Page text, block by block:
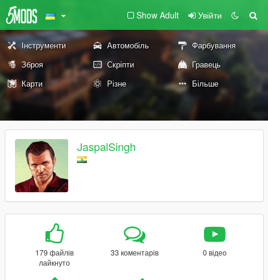
Show Adult Увійти
Інструменти Автомобіль
Фарбування
Зброя
Скріпти
Гравець
Карти
Різне Більше
JaspalSingh
179 файлів
лайкнуто
33 коментарів 0 відео